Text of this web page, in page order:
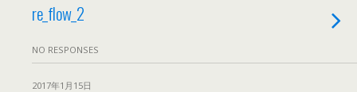
re_flow_2
NO RESPONSES
2017年1月15日